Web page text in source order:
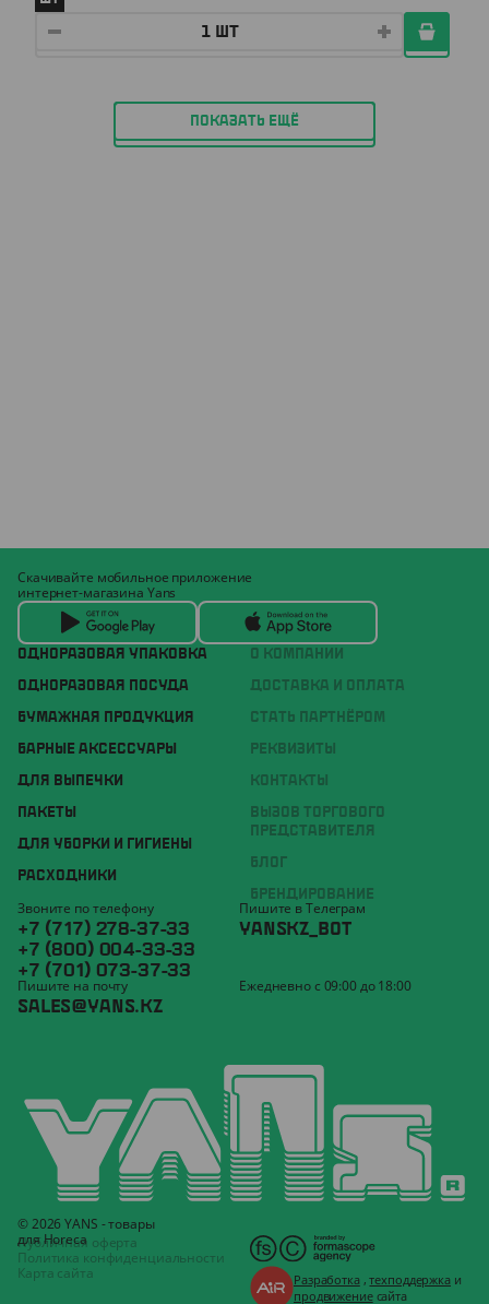
ПОКАЗАТЬ ЕЩЁ
ОДНОРАЗОВАЯ УПАКОВКА
ОДНОРАЗОВАЯ ПОСУДА
БУМАЖНАЯ ПРОДУКЦИЯ
БАРНЫЕ АКСЕССУАРЫ
ДЛЯ ВЫПЕЧКИ
ПАКЕТЫ
ДЛЯ УБОРКИ И ГИГИЕНЫ
РАСХОДНИКИ
О КОМПАНИИ
ДОСТАВКА И ОПЛАТА
СТАТЬ ПАРТНЁРОМ
РЕКВИЗИТЫ
КОНТАКТЫ
ВЫЗОВ ТОРГОВОГО
ПРЕДСТАВИТЕЛЯ
БЛОГ
БРЕНДИРОВАНИЕ
Скачивайте мобильное приложение
интернет-магазина Yans
Звоните по телефону
+7 (717) 278-37-33
+7 (800) 004-33-33
+7 (701) 073-37-33
Пишите в Телеграм
YANSKZ_BOT
Пишите на почту
SALES@YANS.KZ
Ежедневно с 09:00 до 18:00
© 2026 YANS - товары
для Horeca
Публичная оферта
Политика конфиденциальности
Карта сайта
Разработка,техподдержка и
продвижениесайта